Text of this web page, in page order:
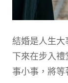
結婚是人生
下來在步入
事小事，將等